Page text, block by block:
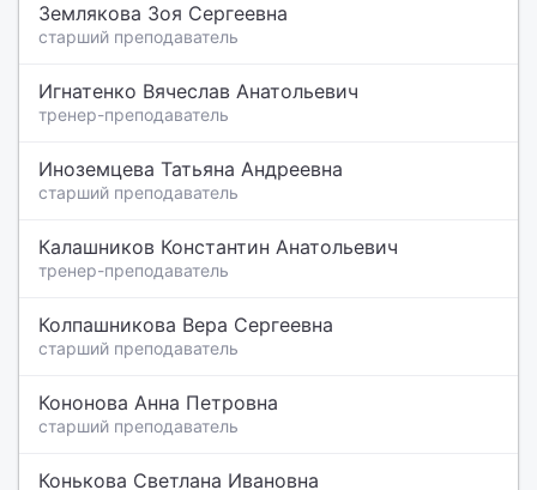
Землякова Зоя Сергеевна
старший преподаватель
Игнатенко Вячеслав Анатольевич
тренер-преподаватель
Иноземцева Татьяна Андреевна
старший преподаватель
Калашников Константин Анатольевич
тренер-преподаватель
Колпашникова Вера Сергеевна
старший преподаватель
Кононова Анна Петровна
старший преподаватель
Конькова Светлана Ивановна